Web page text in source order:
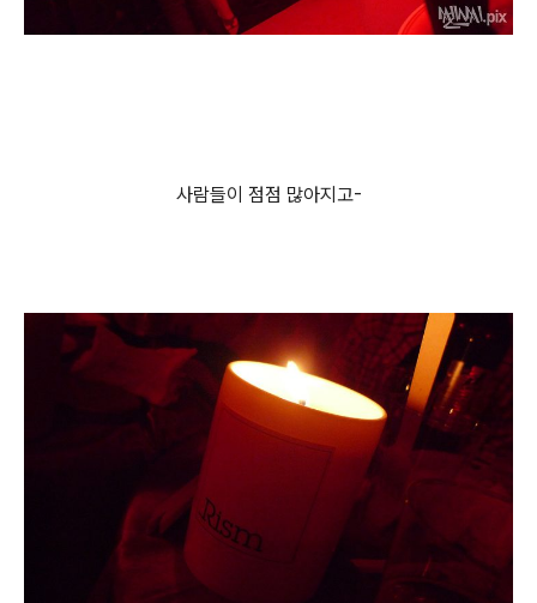
사람들이 점점 많아지고-